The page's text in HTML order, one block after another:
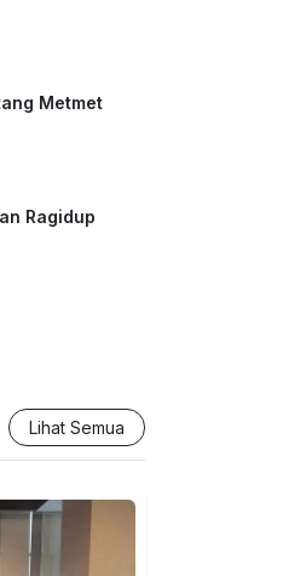
Metmet
Ragidup
Lihat Semua